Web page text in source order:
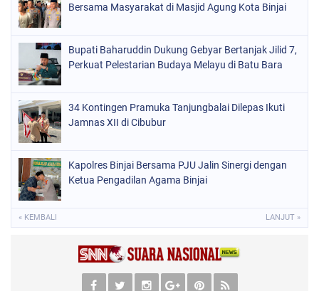
Bersama Masyarakat di Masjid Agung Kota Binjai
Bupati Baharuddin Dukung Gebyar Bertanjak Jilid 7,
Perkuat Pelestarian Budaya Melayu di Batu Bara
34 Kontingen Pramuka Tanjungbalai Dilepas Ikuti
Jamnas XII di Cibubur
Kapolres Binjai Bersama PJU Jalin Sinergi dengan
Ketua Pengadilan Agama Binjai
« KEMBALI LANJUT »